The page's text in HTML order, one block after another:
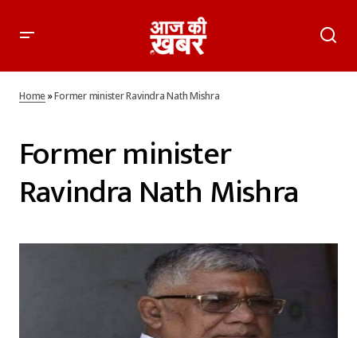
Home»Former minister Ravindra Nath Mishra
Former minister
Ravindra Nath Mishra